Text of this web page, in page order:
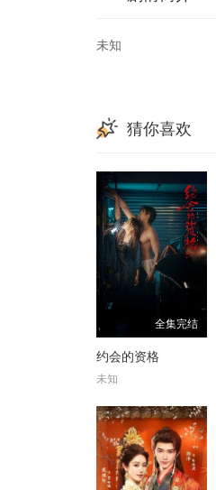
未知
猜你喜欢
全集完结
约会的资格
未知